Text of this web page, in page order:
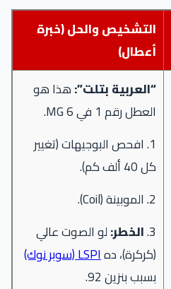
التشخيص والحل (خبرة
أعطال)
“العربية بتلت”:هذا هو
العطل رقم 1 في MG 6.
1. افحص البوجيهات (تغيير
كل 40 ألف كم).
2. الموبينة (Coil).
3. الخطر:لو الصوت عالي
(كركرة)، دهLSPI (سوبر نوك)
بسبب بنزين 92.